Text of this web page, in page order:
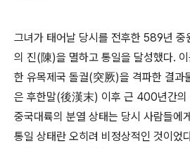
그녀가 태어날 당시를 전후한 589년 중
의 진(陳)을 멸하고 통일을 달성했다.
한 유목제국 돌궐(突厥)을 격파한 결과
은 후한말(後漢末) 이후 근 400년간의
중국대륙의 분열 상태는 당시 사람들에
통일 상태란 오히려 비정상적인 것이었